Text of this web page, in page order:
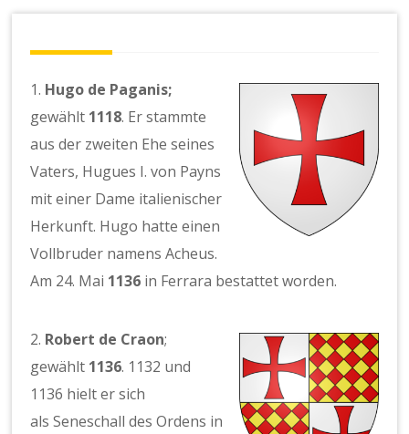
1. Hugo de Paganis;
gewählt 1118. Er stammte
aus der zweiten Ehe seines
Vaters, Hugues I. von Payns
mit einer Dame italienischer
Herkunft. Hugo hatte einen
Vollbruder namens Acheus.
Am 24. Mai 1136 in Ferrara bestattet worden.
2. Robert de Craon;
gewählt 1136. 1132 und
1136 hielt er sich
als Seneschall des Ordens in